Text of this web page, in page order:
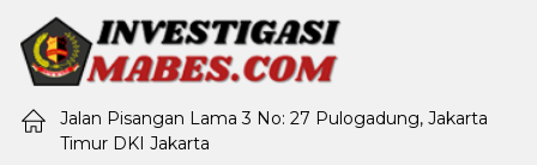
Jalan Pisangan Lama 3 No: 27 Pulogadung, Jakarta
Timur DKI Jakarta